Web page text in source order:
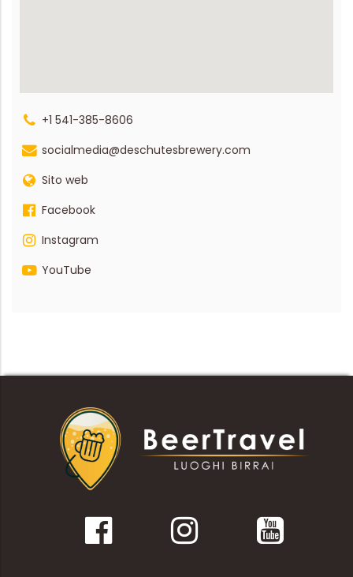
+1 541-385-8606
socialmedia@deschutesbrewery.com
Sito web
Facebook
Instagram
YouTube